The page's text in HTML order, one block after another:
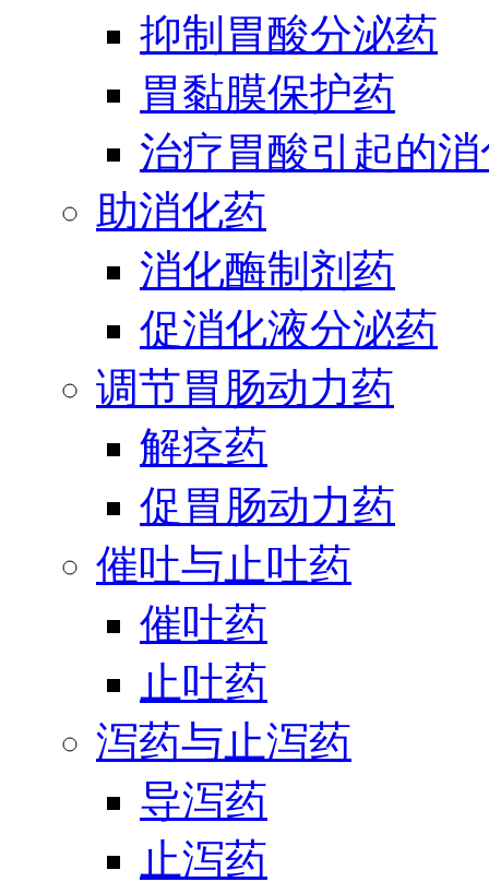
抑制胃酸分泌药
胃黏膜保护药
治疗胃酸引起的
助消化药
消化酶制剂药
促消化液分泌药
调节胃肠动力药
解痉药
促胃肠动力药
催吐与止吐药
催吐药
止吐药
泻药与止泻药
导泻药
止泻药